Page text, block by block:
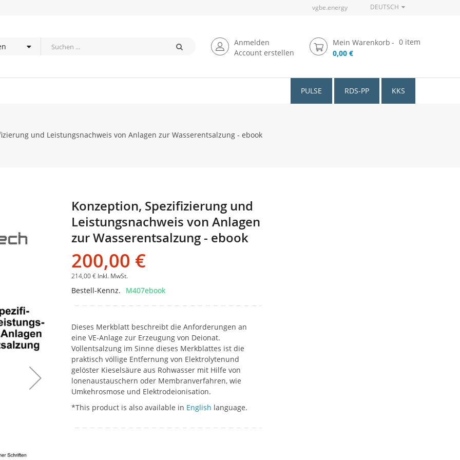
vgbe.energy DEUTSCH
Anmelden
Account erstellen
Mein Warenkorb 0 item
0,00 €
PULSE RDS-PP KKS
und Leistungsnachweis von Anlagen zur Wasserentsalzung - ebook
Anfang
Bildgalerie
Konzeption, Spezifizierung und
Leistungsnachweis von Anlagen
zur Wasserentsalzung - ebook
200,00 €
214,00 € Inkl. MwSt.
Bestell-Kennz. M407ebook
Dieses Merkblatt beschreibt die Anforderungen an
eine VE-Anlage zur Erzeugung von Deionat.
Vollentsalzung im Sinne dieses Merkblattes ist die
praktisch völlige Entfernung von Elektrolytenund
gelöster Kieselsäure aus Rohwasser mit Hilfe von
lonenaustauschern oder Membranverfahren, wie
Umkehrosmose und Elektrodeionisation.
*This product is also available in English language.